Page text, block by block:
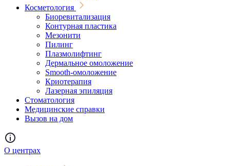
Косметология
Биоревитализация
Контурная пластика
Мезонити
Пилинг
Плазмолифтинг
Дермальное омоложение
Smooth-омоложение
Криотерапия
Лазерная эпиляция
Стоматология
Медицинские справки
Вызов на дом
О центрах